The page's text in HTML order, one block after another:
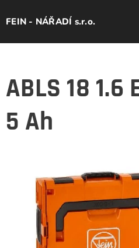
FEIN - NÁŘADÍ s.r.o.
ABLS 18 1.6
5 Ah